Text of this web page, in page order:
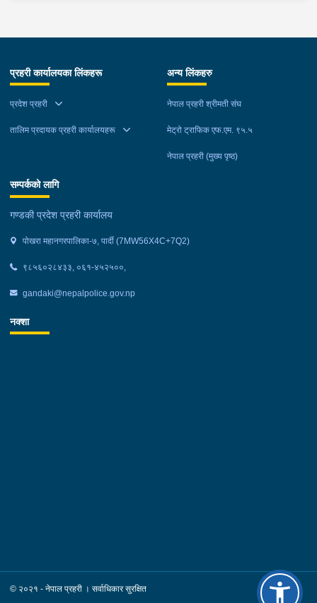
खटिएको प्रहरी टोलीले नियन्त्रणमा लिईएको ।
प्रहरी कार्यालयका लिंकहरू
प्रदेश प्रहरी
तालिम प्रदायक प्रहरी कार्यालयहरू
अन्य लिंकहरु
नेपाल प्रहरी श्रीमती संघ
मेट्रो ट्राफिक एफ.एम. ९५.५
नेपाल प्रहरी (मुख्य पृष्ठ)
सम्पर्कको लागि
गण्डकी प्रदेश प्रहरी कार्यालय
पोखरा महानगरपालिका-७, पार्दी (7MW56X4C+7Q2)
९८५६०२८४३३, ०६१-४५२५००,
gandaki@nepalpolice.gov.np
नक्शा
© २०२१ - नेपाल प्रहरी । सर्वाधिकार सुरक्षित